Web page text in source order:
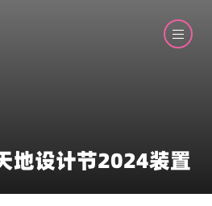
地设计节2024装置